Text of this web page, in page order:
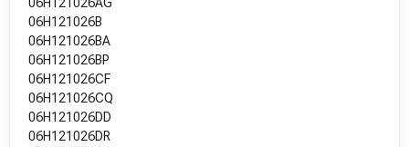
06H121026B
06H121026BA
06H121026BP
06H121026CF
06H121026CQ
06H121026DD
06H121026DR